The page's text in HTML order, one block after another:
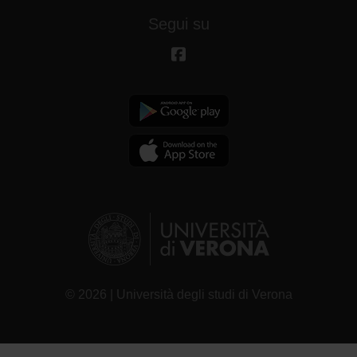
Segui su
© 2026 | Università degli studi di Verona